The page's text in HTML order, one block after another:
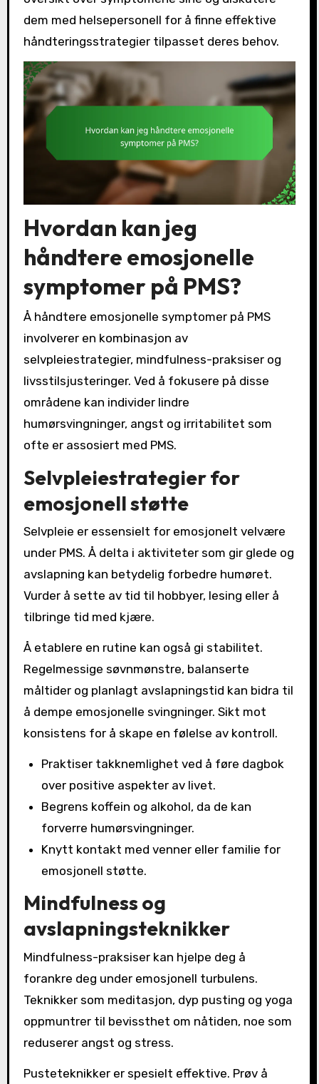
dem med helsepersonell for å finne effektive
håndteringsstrategier tilpasset deres behov.
Hvordan kan jeg
håndtere emosjonelle
symptomer på PMS?
Å håndtere emosjonelle symptomer på PMS
involverer en kombinasjon av
selvpleiestrategier, mindfulness-praksiser og
livsstilsjusteringer. Ved å fokusere på disse
områdene kan individer lindre
humørsvingninger, angst og irritabilitet som
ofte er assosiert med PMS.
Selvpleiestrategier for
emosjonell støtte
Selvpleie er essensielt for emosjonelt velvære
under PMS. Å delta i aktiviteter som gir glede og
avslapning kan betydelig forbedre humøret.
Vurder å sette av tid til hobbyer, lesing eller å
tilbringe tid med kjære.
Å etablere en rutine kan også gi stabilitet.
Regelmessige søvnmønstre, balanserte
måltider og planlagt avslapningstid kan bidra til
å dempe emosjonelle svingninger. Sikt mot
konsistens for å skape en følelse av kontroll.
Praktiser takknemlighet ved å føre dagbok
over positive aspekter av livet.
Begrens koffein og alkohol, da de kan
forverre humørsvingninger.
Knytt kontakt med venner eller familie for
emosjonell støtte.
Mindfulness og
avslapningsteknikker
Mindfulness-praksiser kan hjelpe deg å
forankre deg under emosjonell turbulens.
Teknikker som meditasjon, dyp pusting og yoga
oppmuntrer til bevissthet om nåtiden, noe som
reduserer angst og stress.
Pusteteknikker er spesielt effektive. Prøv å